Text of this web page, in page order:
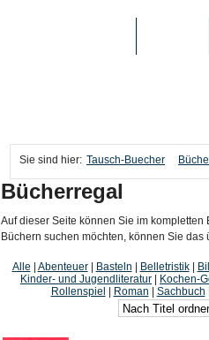
Sie sind hier: Tausch-Buecher
Bücherregal
Auf dieser Seite können Sie im
Büchern suchen möchten, können Sie
Alle
Abenteuer| Basteln Belletristik|
Kinder- und Jugendliteratur
Kochen-
Rollenspiel
Roman Sachbuch